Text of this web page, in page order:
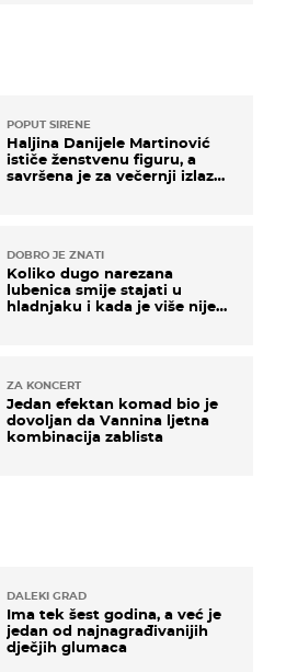
DALEKI GRAD
Ima tek šest godina, a već je
jedan od najnagrađivanijih
dječjih glumaca
POPUT SIRENE
Haljina Danijele Martinović
ističe ženstvenu figuru, a
savršena je za večernji izlazak
DOBRO JE ZNATI
Koliko dugo narezana
lubenica smije stajati u
hladnjaku i kada je više nije
ZA KONCERT
Jedan efektan komad bio je
dovoljan da Vannina ljetna
kombinacija zablista